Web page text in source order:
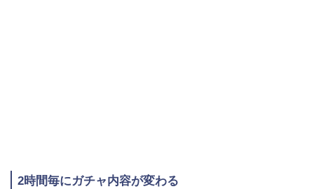
2時間毎にガチャ内容が変わる